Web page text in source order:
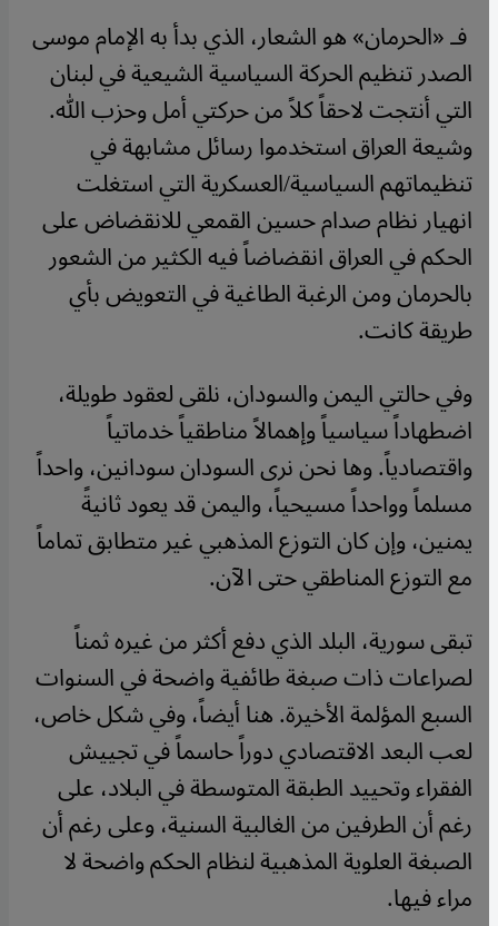
فـ «الحرمان» هو الشعار، الذي بدأ به الإمام موسى
الصدر تنظيم الحركة السياسية الشيعية في لبنان
التي أنتجت لاحقاً كلاً من حركتي أمل وحزب الله.
وشيعة العراق استخدموا رسائل مشابهة في
تنظيماتهم السياسية/العسكرية التي استغلت
انهيار نظام صدام حسين القمعي للانقضاض على
الحكم في العراق انقضاضاً فيه الكثير من الشعور
بالحرمان ومن الرغبة الطاغية في التعويض بأي
طريقة كانت.
وفي حالتي اليمن والسودان، نلقى لعقود طويلة،
اضطهاداً سياسياً وإهمالاً مناطقياً خدماتياً
واقتصادياً. وها نحن نرى السودان سودانين، واحداً
مسلماً وواحداً مسيحياً، واليمن قد يعود ثانيةً
يمنين، وإن كان التوزع المذهبي غير متطابق تماماً
مع التوزع المناطقي حتى الآن.
تبقى سورية، البلد الذي دفع أكثر من غيره ثمناً
لصراعات ذات صبغة طائفية واضحة في السنوات
السبع المؤلمة الأخيرة. هنا أيضاً، وفي شكل خاص،
لعب البعد الاقتصادي دوراً حاسماً في تجييش
الفقراء وتحييد الطبقة المتوسطة في البلاد، على
رغم أن الطرفين من الغالبية السنية، وعلى رغم أن
الصبغة العلوية المذهبية لنظام الحكم واضحة لا
مراء فيها.